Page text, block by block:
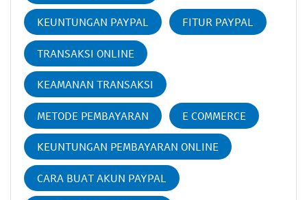
KEUNTUNGAN PAYPAL FITUR PAYPAL
TRANSAKSI ONLINE
KEAMANAN TRANSAKSI
METODE PEMBAYARAN E COMMERCE
KEUNTUNGAN PEMBAYARAN ONLINE
CARA BUAT AKUN PAYPAL